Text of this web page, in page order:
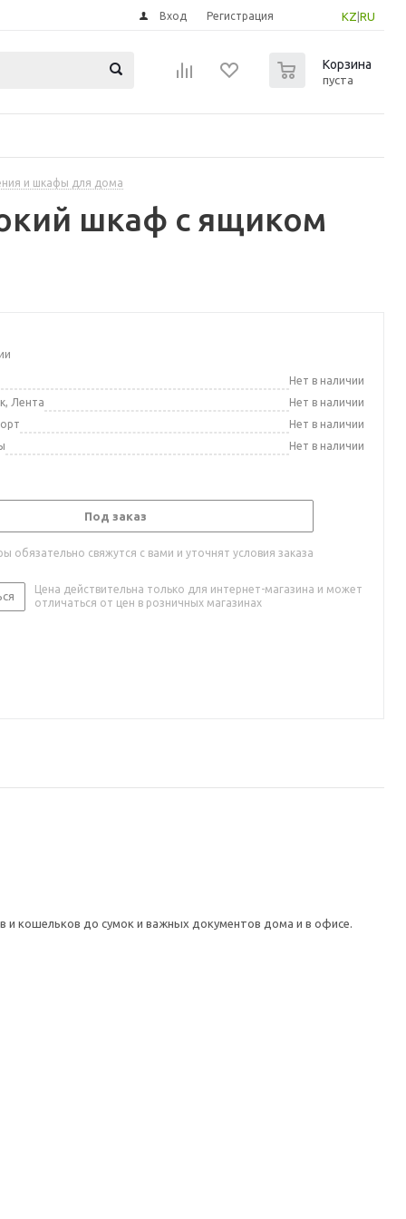
KZ RU
Вход Регистрация
Корзина
пуста
и шкафы для дома
шкаф с ящиком
Нет в наличии
Лента
Нет в наличии
Нет в наличии
Нет в наличии
Под заказ
обязательно свяжутся с вами и уточнят условия заказа
Цена действительна только для интернет-магазина и может
отличаться от цен в розничных магазинах
и кошельков до сумок и важных документов дома и в офисе.